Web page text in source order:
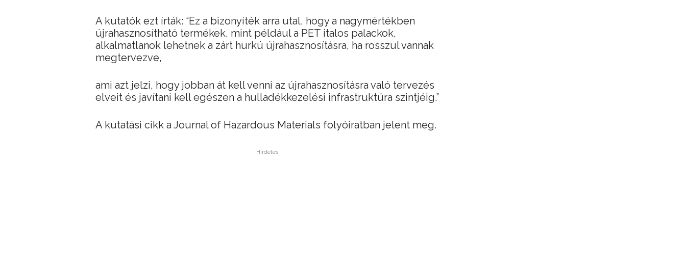
A kutatók ezt írták: “Ez a bizonyíték arra utal, hogy a nagymértékben
újrahasznosítható termékek, mint például a PET italos palackok,
alkalmatlanok lehetnek a zárt hurkú újrahasznosításra, ha rosszul vannak
megtervezve,
ami azt jelzi, hogy jobban át kell venni az újrahasznosításra való tervezés
elveit és javítani kell egészen a hulladékkezelési infrastruktúra szintjéig.”
A kutatási cikk a Journal of Hazardous Materials folyóiratban jelent meg.
Hirdetés